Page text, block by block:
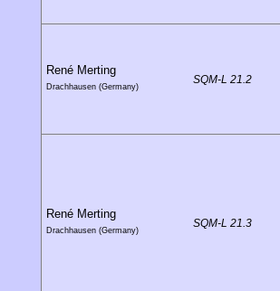
René Merting
Drachhausen (Germany)
SQM-L 21.2
René Merting
Drachhausen (Germany)
SQM-L 21.3